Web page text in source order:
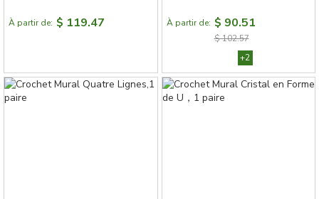
À partir de: $ 119.47 À partir de: $ 90.51
$ 102.57
+2